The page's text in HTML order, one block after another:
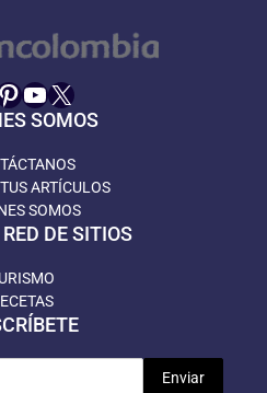
YouTube
X
SOMOS
ARTÍCULOS
SOMOS
DE SITIOS